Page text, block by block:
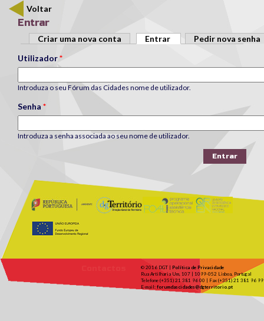
Voltar
Entrar
Separadores primários
Criar uma nova conta Entrar (separador ativo)
Pedir nova senha
Utilizador*
Introduza o seu Fórum das Cidades nome de utilizador.
Senha *
Introduza a senha associada ao seu nome de utilizador.
© 2016 DGT | Política de Privacidade
Rua Artilharia Um, 107 | 1099-052 Lisboa, Portugal
Telefone (+351) 21 381 96 00 | Fax (+351) 21 381 96 99
E-mail: forumdascidades@dgterritorio.pt